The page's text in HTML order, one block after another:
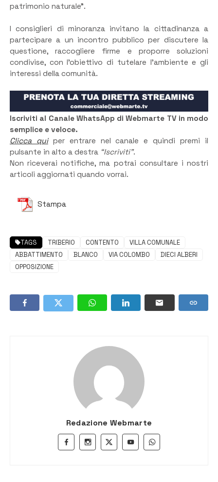
patrimonio naturale”.
I consiglieri di minoranza invitano la cittadinanza a
partecipare a un incontro pubblico per discutere la
questione, raccogliere firme e proporre soluzioni
condivise, con l’obiettivo di tutelare l’ambiente e gli
interessi della comunità.
Iscriviti al Canale WhatsApp di Webmarte TV in modo
semplice e veloce.
Clicca quiper entrare nel canale e quindi premi il
pulsante in alto a destra “Iscriviti”.
Non riceverai notifiche, ma potrai consultare i nostri
articoli aggiornati quando vorrai.
Stampa
TAGS TRIBERIO CONTENTO
VILLA COMUNALE
ABBATTIMENTO
BLANCO VIA COLOMBO
DIECI ALBERI
OPPOSIZIONE
Redazione Webmarte